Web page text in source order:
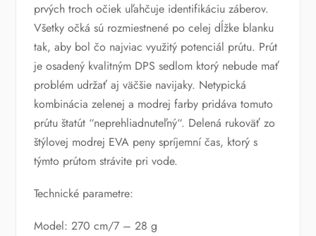
prvých troch očiek uľahčuje identifikáciu záberov.
Všetky očká sú rozmiestnené po celej dĺžke blanku
tak, aby bol čo najviac využitý potenciál prútu. Prút
je osadený kvalitným DPS sedlom ktorý nebude mať
problém udržať aj väčšie navijaky. Netypická
kombinácia zelenej a modrej farby pridáva tomuto
prútu štatút “neprehliadnuteľný“. Delená rukoväť zo
štýlovej modrej EVA peny spríjemní čas, ktorý s
týmto prútom strávite pri vode.
Technické parametre:
Model: 270 cm/7 – 28 g